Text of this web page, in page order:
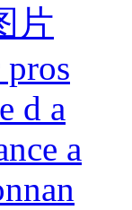
片
pros
d a
a